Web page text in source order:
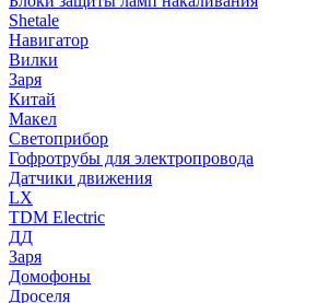
Shetale
Навигатор
Вилки
Заря
Китай
Макел
Светоприбор
Гофротрубы для электропровода
Датчики движения
LX
TDM Electric
ДД
Заря
Домофоны
Дроселя